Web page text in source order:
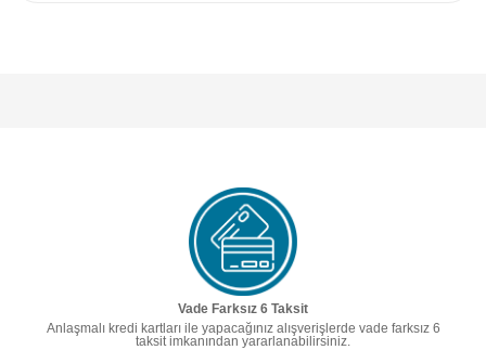
Vade Farksız 6 Taksit
Anlaşmalı kredi kartları ile yapacağınız alışverişlerde vade farksız 6
taksit imkanından yararlanabilirsiniz.